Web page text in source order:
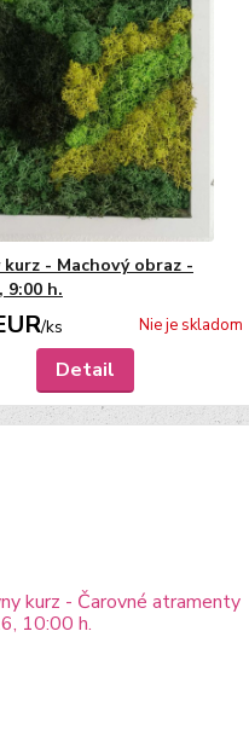
- Machový obraz -
9:00 h.
/ks Nie je skladom
Detail